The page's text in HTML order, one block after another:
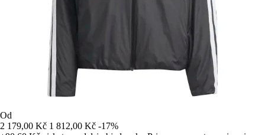
Od
2 179,00 Kč 1 812,00 Kč -17%